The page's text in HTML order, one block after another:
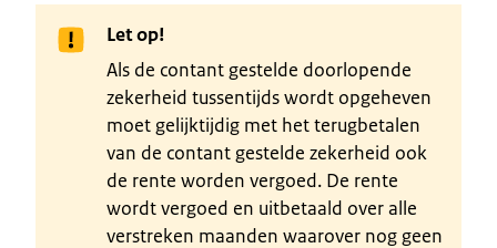
Let op!
Als de contant gestelde doorlopende
zekerheid tussentijds wordt opgeheven
moet gelijktijdig met het terugbetalen
van de contant gestelde zekerheid ook
de rente worden vergoed. De rente
wordt vergoed en uitbetaald over alle
verstreken maanden waarover nog geen